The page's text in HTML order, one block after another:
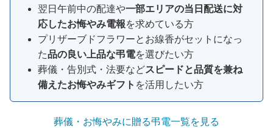
翌日午前中の配達や一部エリアの当日配送に対
応したお悔やみ電報を求めている方
プリザーブドフラワーとお線香がセットになっ
た品の良い上品な弔電を選びたい方
葬儀・告別式・法要などスピードと品質を兼ね
備えたお悔やみギフト を活用したい方
葬儀・お悔やみに贈る弔電一覧を見る